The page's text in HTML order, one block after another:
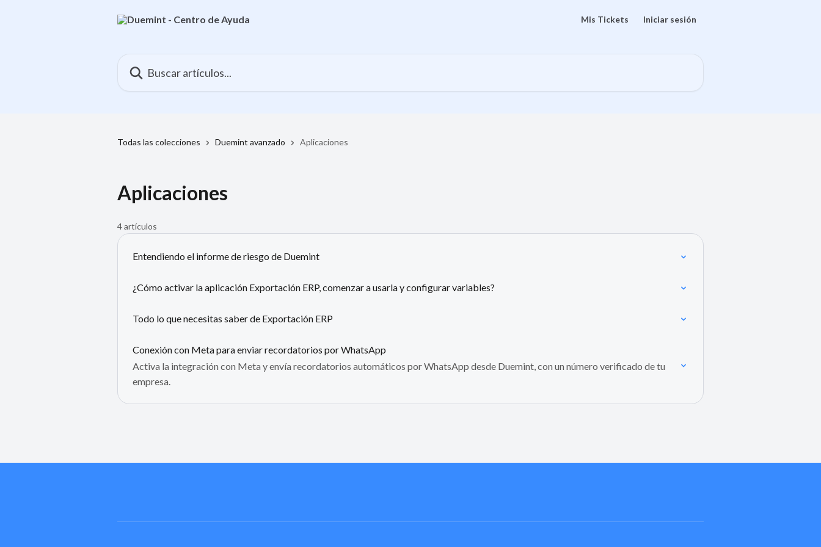
Mis Tickets Iniciar sesión
Todas las colecciones Duemint avanzado Aplicaciones
Aplicaciones
4 artículos
Entendiendo el informe de riesgo de Duemint
¿Cómo activar la aplicación Exportación ERP, comenzar a usarla y configurar variables?
Todo lo que necesitas saber de Exportación ERP
Conexión con Meta para enviar recordatorios por WhatsApp
Activa la integración con Meta y envía recordatorios automáticos por WhatsApp desde Duemint, con un número verificado de tu
empresa.